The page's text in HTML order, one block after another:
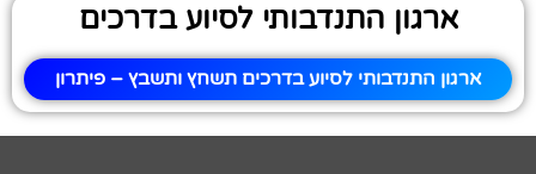
ארגון התנדבותי לסיוע בדרכים
ארגון התנדבותי לסיוע בדרכים תשחץ ותשבץ – פיתרון